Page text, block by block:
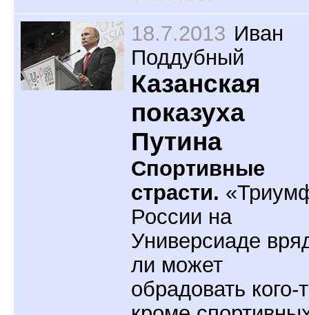
18.7.2013 Иван
Поддубный
Казанская
показуха
Путина
Спортивные
страсти.
России на
Универсиаде
ли может
обрадовать кого-